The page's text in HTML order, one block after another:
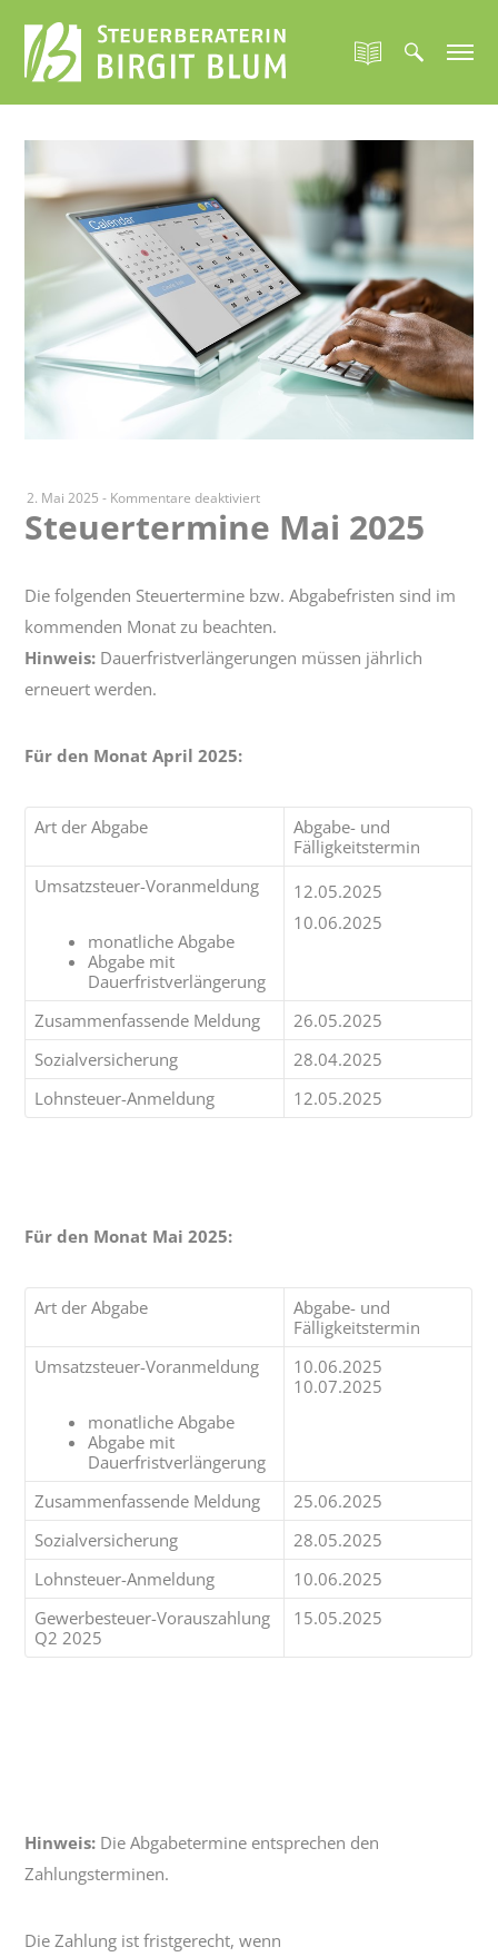
2. Mai 2025 - Kommentare deaktiviertfür
Steuertermine
Steuertermine Mai 2025
Die folgenden Steuertermine bzw. Abgabefristen sind im
kommenden Monat zu beachten.
Hinweis: Dauerfristverlängerungen müssen jährlich
erneuert werden.
Für den Monat April 2025:
Art der Abgabe
Abgabe- und
Fälligkeitstermin
Umsatzsteuer-Voranmeldung
monatliche Abgabe
Abgabe mit
Dauerfristverlängerung
12.05.2025
10.06.2025
Zusammenfassende Meldung
26.05.2025
Sozialversicherung
28.04.2025
Lohnsteuer-Anmeldung
12.05.2025
Für den Monat Mai 2025:
Art der Abgabe
Abgabe- und
Fälligkeitstermin
Umsatzsteuer-Voranmeldung
monatliche Abgabe
Abgabe mit
Dauerfristverlängerung
10.06.2025
10.07.2025
Zusammenfassende Meldung
25.06.2025
Sozialversicherung
28.05.2025
Lohnsteuer-Anmeldung
10.06.2025
Gewerbesteuer-Vorauszahlung
Q2 2025
15.05.2025
Hinweis: Die Abgabetermine entsprechen den
Zahlungsterminen.
Die Zahlung ist fristgerecht, wenn